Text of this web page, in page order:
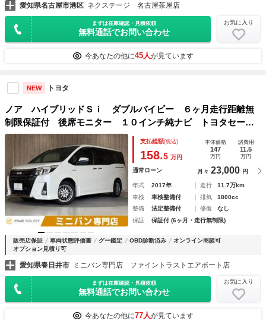
愛知県名古屋市港区 ネクステージ 名古屋茶屋店
まずは在庫確認・見積依頼
無料通話でお問い合わせ
お気に入り
今あなたの他に45人が見ています
NEW トヨタ
ノア ハイブリッドＳｉ ダブルバイビー ６ヶ月走行距離無
制限保証付 後席モニター １０インチ純ナビ トヨタセーフ
ティセンス 両側パワースライドドア クルーズコントロー
ル バックカメラ ハーフレザーシート ＬＥＤヘッドライ
ト フルセグＴＶ
支払総額(税込)
158.5 万円
本体価格
147
万円
諸費用
11.5
万円
通常ローン 月々 23,000 円
年式 2017年 走行
11.7万km
車検
車検整備付 排気
1800cc
整備
法定整備付 修復
なし
保証
保証付 (6ヶ月・走行無制限)
販売店保証 車両状態評価書 グー鑑定 OBD診断済み
オンライン商談可
オプション見積り可
愛知県春日井市 ミニバン専門店 ファイントラストエアポート店
まずは在庫確認・見積依頼
無料通話でお問い合わせ
お気に入り
今あなたの他に77人が見ています